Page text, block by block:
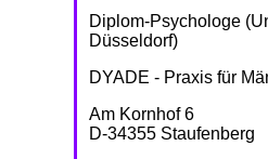
Diplom-Psychologe
Düsseldorf)
DYADE - Praxis für
Am Kornhof 6
D-34355 Staufenberg